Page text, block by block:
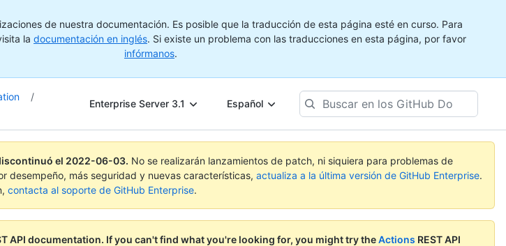
de nuestra documentación. Es posible que la traducción de esta página esté en curso. Para
la documentación en inglés. Si existe un problema con las traducciones en esta página, por favor
infórmanos.
/
Enterprise Server 3.1 Español
Buscar
en
GitHub
Docs
el 2022-06-03. No se realizarán lanzamientos de patch, ni siquiera para problemas de
desempeño, más seguridad y nuevas características, actualiza a la última versión de GitHub Enterprise.
contacta al soporte de GitHub Enterprise.
API documentation. If you can't find what you're looking for, you might try theActions REST API